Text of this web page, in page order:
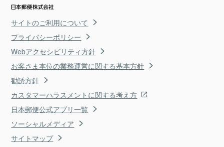
サイトのご利用について
プライバシーポリシー
Webアクセシビリティ方針
お客さま本位の業務運営に関する基本方針
勧誘方針
カスタマーハラスメントに関する考え方
日本郵便公式アプリ一覧
ソーシャルメディア
サイトマップ